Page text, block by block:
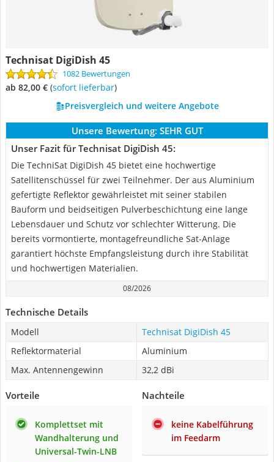
Technisat DigiDish 45
1082 Bewertungen
ab 82,00 € ( Sofort lieferbar)
Preisvergleich und weitere Angebote
Unsere Bewertung: SEHR GUT
Unser Fazit für Technisat DigiDish 45:
Die TechniSat DigiDish 45 bietet eine hochwertige
Satellitenschüssel für zwei Teilnehmer. Der aus Aluminium
gefertigte Reflektor gewährleistet mit seiner stabilen
Bauform und beidseitigen Pulverbeschichtung eine lange
Lebensdauer und Schutz vor schlechter Witterung. Die
bereits vormontierte, montagefreundliche Sat-Anlage
garantiert höchste Empfangsleistung durch ihre Stabilität
und hochwertigen Materialien.
08/2026
Technische Details
Modell
Technisat DigiDish 45
Reflektormaterial
Aluminium
Max. Antennengewinn
32,2 dBi
Vorteile
Komplettset mit
Wandhalterung und
Universal-Twin-LNB
Nachteile
keine Kabelführung
im Feedarm